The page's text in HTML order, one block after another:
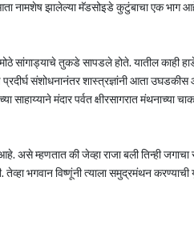
नामशेष झालेल्या मॅडसोइडे कुटुंबाचा एक भाग
सांगाड्याचे तुकडे सापडले होते. यातील काही
संशोधनानंतर शास्त्रज्ञांनी आता
मंदार पर्वत क्षीरसागरात मंथनाच्या
म्हणतात की जेव्हा राजा बली तिन्ही जगाचा
भगवान विष्णूंनी त्याला समुद्रमंथन